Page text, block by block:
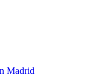
Madrid